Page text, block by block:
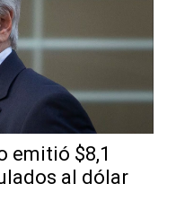
emitió $8,1
al dólar